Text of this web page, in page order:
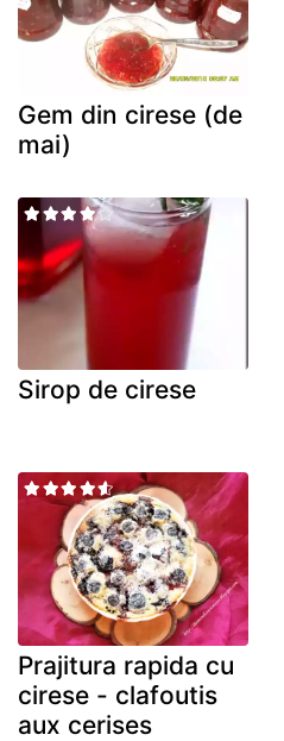
Gem din cirese (de
mai)
Sirop de cirese
Prajitura rapida cu
cirese - clafoutis
aux cerises